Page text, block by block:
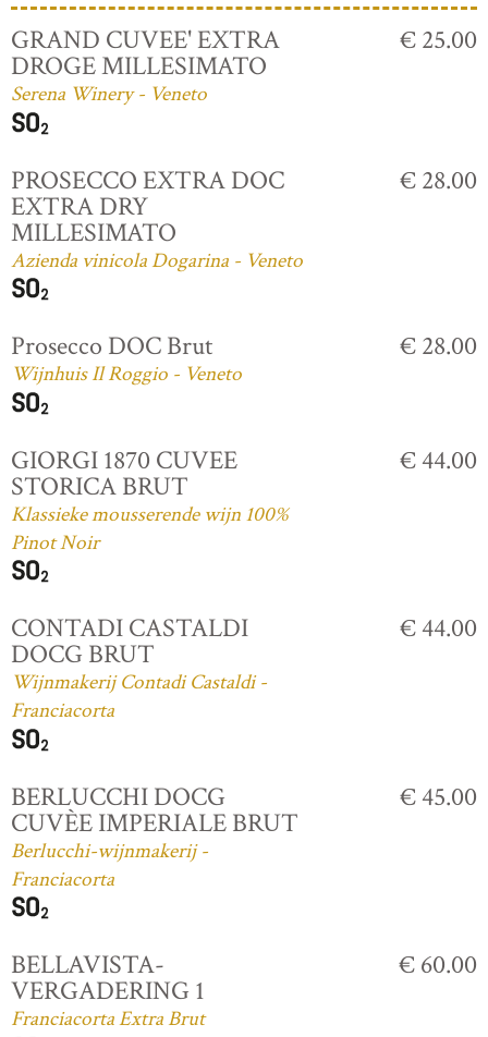
GRAND CUVEE' EXTRA
DROGE MILLESIMATO
Serena Winery - Veneto
€ 25.00
PROSECCO EXTRA DOC
EXTRA DRY
MILLESIMATO
Azienda vinicola Dogarina - Veneto
€ 28.00
Prosecco DOC Brut
Wijnhuis Il Roggio - Veneto
€ 28.00
GIORGI 1870 CUVEE
STORICA BRUT
Klassieke mousserende wijn 100%
Pinot Noir
€ 44.00
CONTADI CASTALDI
DOCG BRUT
Wijnmakerij Contadi Castaldi -
Franciacorta
€ 44.00
BERLUCCHI DOCG
CUVÈE IMPERIALE BRUT
Berlucchi-wijnmakerij -
Franciacorta
€ 45.00
BELLAVISTA-
VERGADERING 1
Franciacorta Extra Brut
€ 60.00